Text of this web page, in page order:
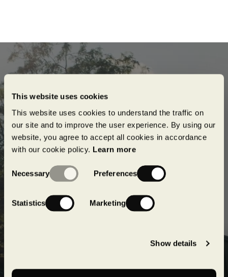
This website uses cookies
This website uses cookies to understand the traffic on
our site and to improve the user experience. By using our
website, you agree to accept all cookies in accordance
with our cookie policy. Learn more
Consent
Selection
Necessary Preferences
Statistics Marketing
Show details
Abonnez-vous à notre infolettre
Abonnez-vous à notre infolettre pour rester